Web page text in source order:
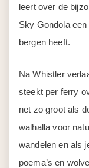
leert over de
Sky Gondola
bergen heeft.
Na Whistler
steekt per ferry
net zo groot als
walhalla voor
wandelen en als
poema’s en